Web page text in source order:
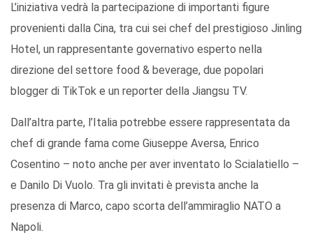
L’iniziativa vedrà la partecipazione di importanti figure
provenienti dalla Cina, tra cui sei chef del prestigioso Jinling
Hotel, un rappresentante governativo esperto nella
direzione del settore food & beverage, due popolari
blogger di TikTok e un reporter della Jiangsu TV.
Dall’altra parte, l’Italia potrebbe essere rappresentata da
chef di grande fama come Giuseppe Aversa, Enrico
Cosentino – noto anche per aver inventato lo Scialatiello –
e Danilo Di Vuolo. Tra gli invitati è prevista anche la
presenza di Marco, capo scorta dell’ammiraglio NATO a
Napoli.